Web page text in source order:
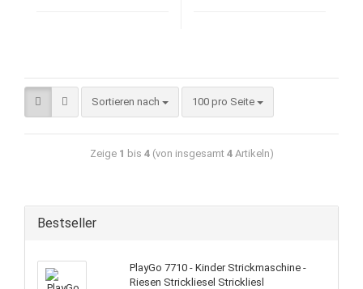
Sortieren nach 100 pro Seite
Zeige 1 bis 4(von insgesamt 4Artikeln)
Bestseller
PlayGo 7710 - Kinder Strickmaschine -
Riesen Strickliesel Strickliesl